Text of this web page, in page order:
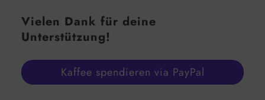
Vielen Dank für deine
Unterstützung!
Kaffee spendieren via PayPal